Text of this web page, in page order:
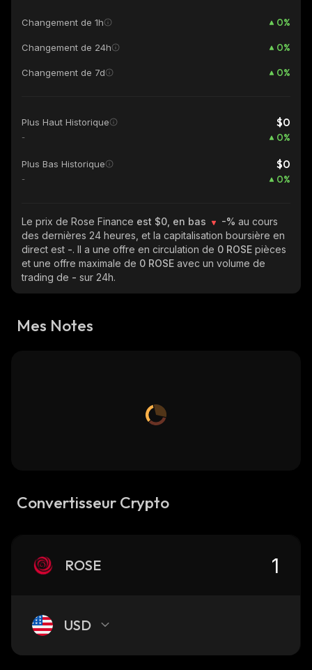
Changement de 1h 0%
Changement de 24h 0%
Changement de 7d 0%
Plus Haut Historique $0
- 0%
Plus Bas Historique $0
- 0%
Le prix de Rose Finance est $0, en bas -% au cours
des dernières 24 heures, et la capitalisation boursière en
direct est -. Il a une offre en circulation de 0 ROSE pièces
et une offre maximale de 0 ROSE avec un volume de
trading de - sur 24h.
Mes Notes
Convertisseur Crypto
ROSE
USD